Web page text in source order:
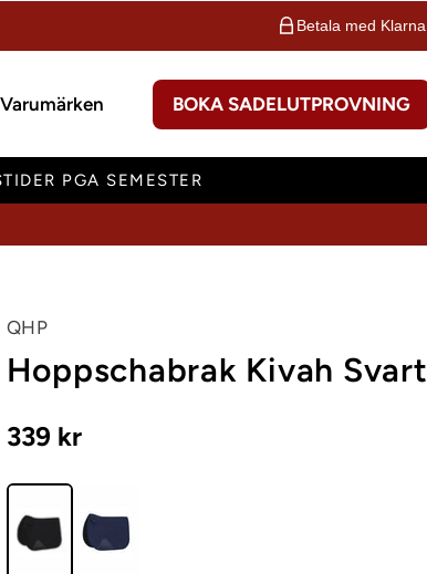
Betala med Klarna
Varumärken BOKA SADELUTPROVNING
PGA SEMESTER
QHP
Hoppschabrak Kivah Svart
339 kr